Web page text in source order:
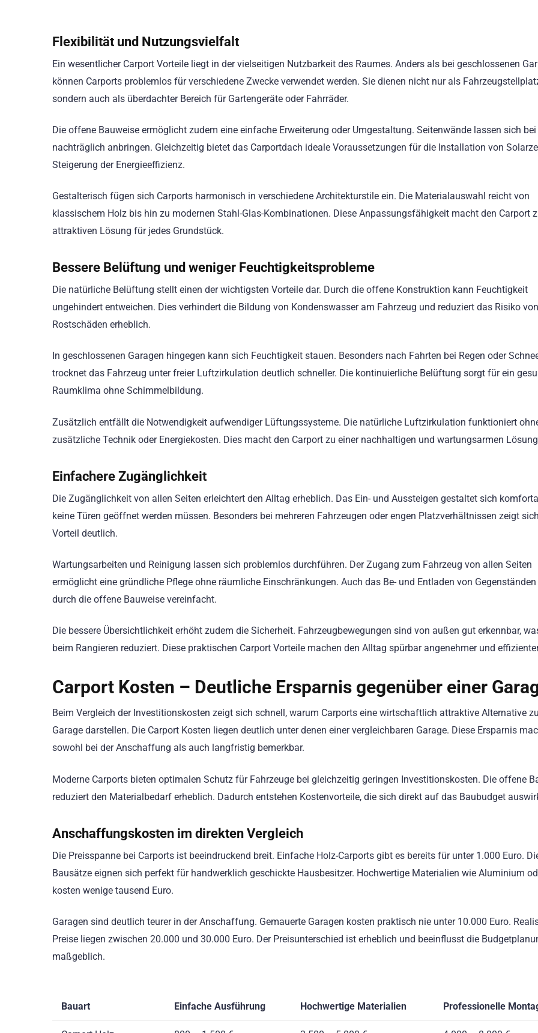
Flexibilität und Nutzungsvielfalt
Ein wesentlicher Carport Vorteile liegt in der vielseitigen Nutzbarkeit des Raumes. Anders als bei geschlossenen
können Carports problemlos für verschiedene Zwecke verwendet werden. Sie dienen nicht nur als
sondern auch als überdachter Bereich für Gartengeräte oder Fahrräder.
Die offene Bauweise ermöglicht zudem eine einfache Erweiterung oder Umgestaltung. Seitenwände lassen sich
nachträglich anbringen. Gleichzeitig bietet das Carportdach ideale Voraussetzungen für die Installation von
Steigerung der Energieeffizienz.
Gestalterisch fügen sich Carports harmonisch in verschiedene Architekturstile ein. Die Materialauswahl reicht von
klassischem Holz bis hin zu modernen Stahl-Glas-Kombinationen. Diese Anpassungsfähigkeit macht den Carport
attraktiven Lösung für jedes Grundstück.
Bessere Belüftung und weniger Feuchtigkeitsprobleme
Die natürliche Belüftung stellt einen der wichtigsten Vorteile dar. Durch die offene Konstruktion kann Feuchtigkeit
ungehindert entweichen. Dies verhindert die Bildung von Kondenswasser am Fahrzeug und reduziert das Risiko von
Rostschäden erheblich.
In geschlossenen Garagen hingegen kann sich Feuchtigkeit stauen. Besonders nach Fahrten bei Regen oder
trocknet das Fahrzeug unter freier Luftzirkulation deutlich schneller. Die kontinuierliche Belüftung sorgt für ein
Raumklima ohne Schimmelbildung.
Zusätzlich entfällt die Notwendigkeit aufwendiger Lüftungssysteme. Die natürliche Luftzirkulation funktioniert
zusätzliche Technik oder Energiekosten. Dies macht den Carport zu einer nachhaltigen und wartungsarmen
Einfachere Zugänglichkeit
Die Zugänglichkeit von allen Seiten erleichtert den Alltag erheblich. Das Ein- und Aussteigen gestaltet sich
keine Türen geöffnet werden müssen. Besonders bei mehreren Fahrzeugen oder engen Platzverhältnissen zeigt
Vorteil deutlich.
Wartungsarbeiten und Reinigung lassen sich problemlos durchführen. Der Zugang zum Fahrzeug von allen Seiten
ermöglicht eine gründliche Pflege ohne räumliche Einschränkungen. Auch das Be- und Entladen von
durch die offene Bauweise vereinfacht.
Die bessere Übersichtlichkeit erhöht zudem die Sicherheit. Fahrzeugbewegungen sind von außen gut erkennbar,
beim Rangieren reduziert. Diese praktischen Carport Vorteile machen den Alltag spürbar angenehmer und
Carport Kosten – Deutliche Ersparnis gegenüber einer
Beim Vergleich der Investitionskosten zeigt sich schnell, warum Carports eine wirtschaftlich attraktive Alternative
Garage darstellen. Die Carport Kosten liegen deutlich unter denen einer vergleichbaren Garage. Diese Ersparnis
sowohl bei der Anschaffung als auch langfristig bemerkbar.
Moderne Carports bieten optimalen Schutz für Fahrzeuge bei gleichzeitig geringen Investitionskosten. Die offene
reduziert den Materialbedarf erheblich. Dadurch entstehen Kostenvorteile, die sich direkt auf das Baubudget
Anschaffungskosten im direkten Vergleich
Die Preisspanne bei Carports ist beeindruckend breit. Einfache Holz-Carports gibt es bereits für unter 1.000 Euro.
Bausätze eignen sich perfekt für handwerklich geschickte Hausbesitzer. Hochwertige Materialien wie Aluminium
kosten wenige tausend Euro.
Garagen sind deutlich teurer in der Anschaffung. Gemauerte Garagen kosten praktisch nie unter 10.000 Euro.
Preise liegen zwischen 20.000 und 30.000 Euro. Der Preisunterschied ist erheblich und beeinflusst die
maßgeblich.
Bauart Einfache Ausführung Hochwertige Materialien Professionelle